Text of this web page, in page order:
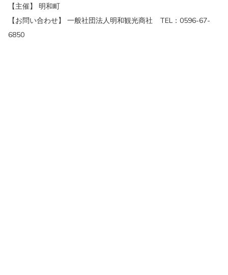
【主催】 明和町
【お問い合わせ】 一般社団法人明和観光商社 TEL：0596-67-
6850